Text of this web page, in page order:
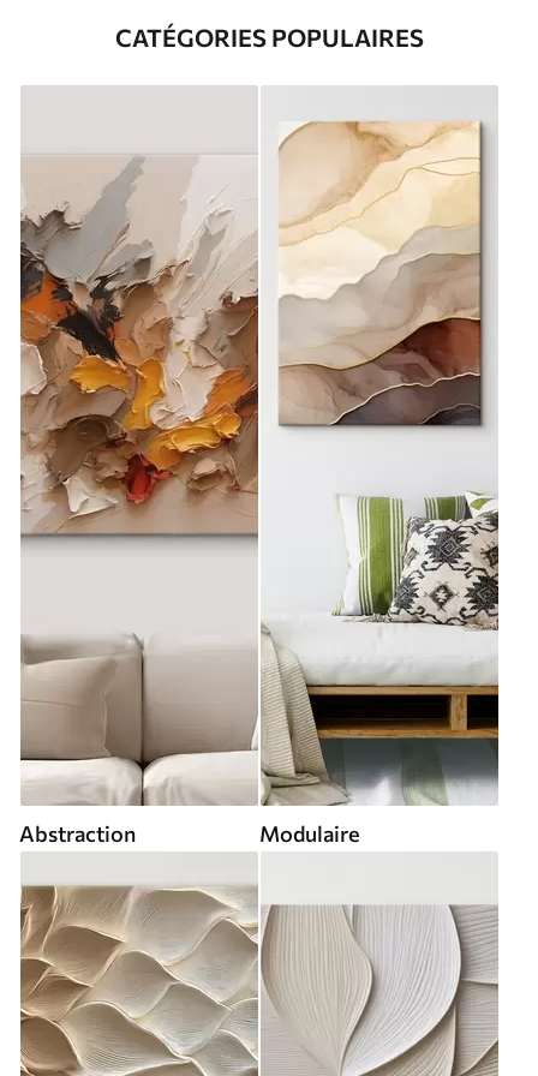
CATÉGORIES POPULAIRES
Abstraction Modulaire